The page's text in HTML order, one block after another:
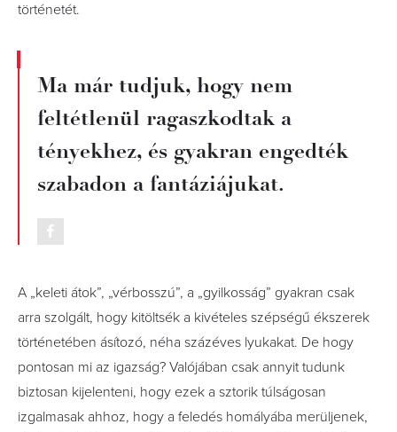
történetét.
Ma már tudjuk, hogy nem
feltétlenül ragaszkodtak a
tényekhez, és gyakran engedték
szabadon a fantáziájukat.
A „keleti átok”, „vérbosszú”, a „gyilkosság” gyakran csak
arra szolgált, hogy kitöltsék a kivételes szépségű ékszerek
történetében ásítozó, néha százéves lyukakat. De hogy
pontosan mi az igazság? Valójában csak annyit tudunk
biztosan kijelenteni, hogy ezek a sztorik túlságosan
izgalmasak ahhoz, hogy a feledés homályába merüljenek,